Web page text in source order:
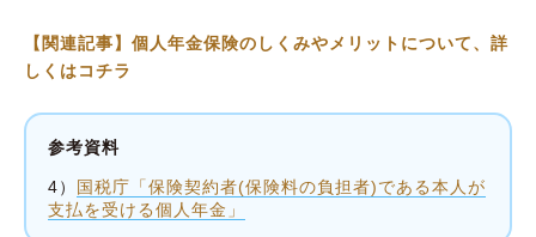
【関連記事】個人年金保険のしくみやメリットについて、詳
しくはコチラ
参考資料
4）
国税庁「保険契約者(保険料の負担者)である本人が
支払を受ける個人年金」